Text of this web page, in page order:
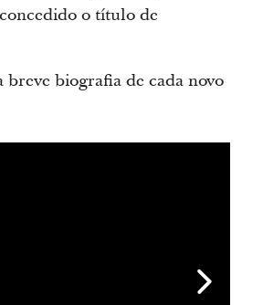
o título de
breve biografia de cada novo